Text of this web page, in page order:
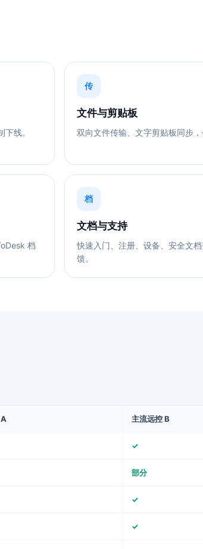
线。
传
文件与剪贴板
双向文件传输、文字剪贴板同步，
档
档
文档与支持
快速入门、注册、设备、安全文
馈。
主流远控 B
✓
部分
✓
✓